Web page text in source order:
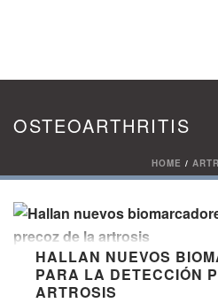
OSTEOARTHRITIS
HOME /
HALLAN NUEVOS
PARA LA DETECCIÓN
ARTROSIS